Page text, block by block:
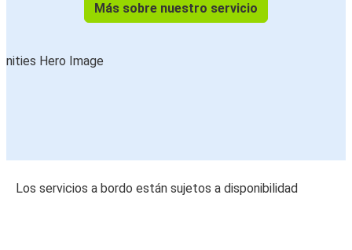
Más sobre nuestro servicio
Los servicios a bordo están sujetos a disponibilidad